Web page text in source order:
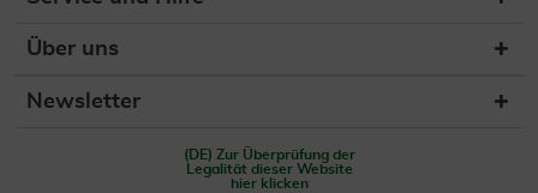
Über uns
Newsletter
(DE) Zur Überprüfung der
Legalität dieser Website
hier klicken